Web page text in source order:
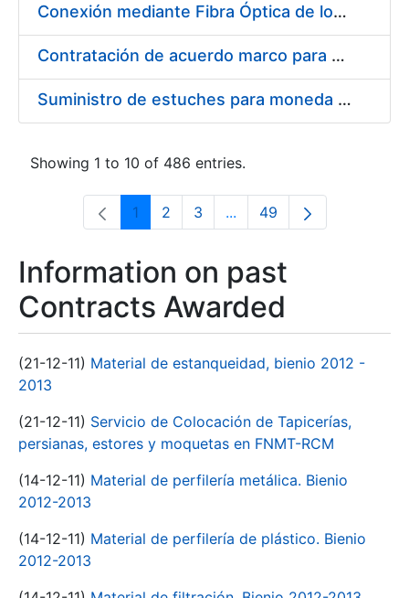
Conexión mediante Fibra Óptica de los Centros de Proceso de Datos (CPDs) de las sedes de la FNMT-RCM de Burgos y Madrid
Contratación de acuerdo marco para el Suministro de Material de Electricidad para la Fábrica Nacional de Moneda y Timbre-Real Casa de la Moneda en su centro de trabajo de Burgos
Suministro de estuches para moneda de 30 €
Showing 1 to 10 of 486 entries.
Page
1 Page
2 Page
3 ...Intermediate Pages Use
Page
49
Information on past
Contracts Awarded
(21-12-11) Material de estanqueidad, bienio 2012 -
2013
(21-12-11) Servicio de Colocación de Tapicerías,
persianas, estores y moquetas en FNMT-RCM
(14-12-11) Material de perfilería metálica. Bienio
2012-2013
(14-12-11) Material de perfilería de plástico. Bienio
2012-2013